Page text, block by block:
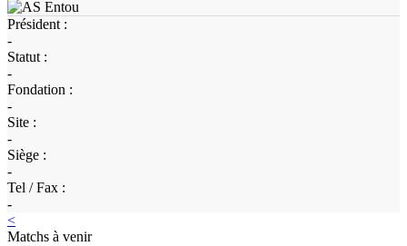
Président :
-
Statut :
-
Fondation :
-
Site :
-
Siège :
-
Tel / Fax :
-
<
Matchs à venir